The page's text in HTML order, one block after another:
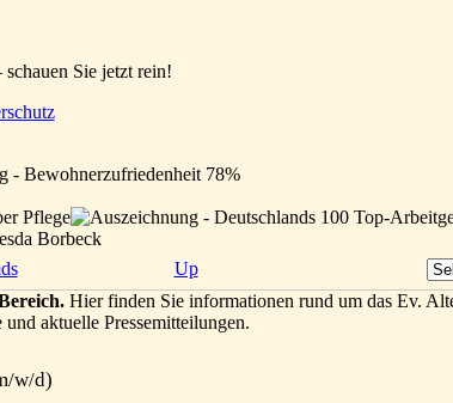
Sie jetzt rein!
Borbeck
Up
Hier finden Sie informationen rund um das Ev.
aktuelle Pressemitteilungen.
w/d)